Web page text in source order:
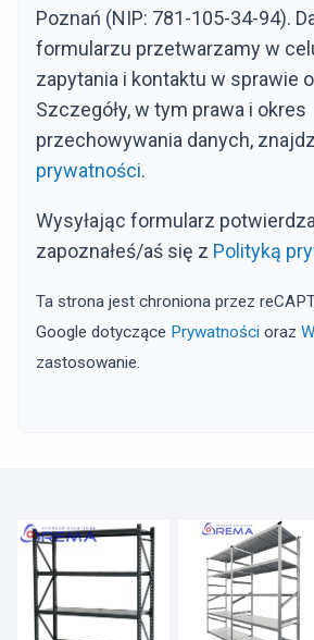
Poznań (NIP: 781-105-34-94).
formularzu przetwarzamy w
zapytania i kontaktu w sprawie
Szczegóły, w tym prawa i okres
przechowywania danych,
prywatności.
Wysyłając formularz
zapoznałeś/aś się z Polityką
Ta strona jest chroniona przez
Google dotyczące Prywatności oraz
zastosowanie.